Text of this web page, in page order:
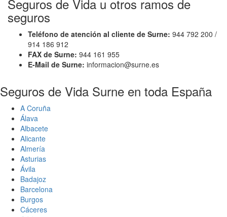
Seguros de Vida u otros ramos de
seguros
Teléfono de atención al cliente de Surne: 944 792 200 /
914 186 912
FAX de Surne: 944 161 955
E-Mail de Surne: informacion@surne.es
Seguros de Vida Surne en toda España
A Coruña
Álava
Albacete
Alicante
Almería
Asturias
Ávila
Badajoz
Barcelona
Burgos
Cáceres